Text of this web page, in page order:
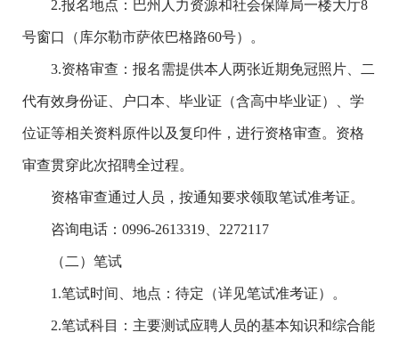
2.报名地点：巴州人力资源和社会保障局一楼大厅8
号窗口（库尔勒市萨依巴格路60号）。
3.资格审查：报名需提供本人两张近期免冠照片、二
代有效身份证、户口本、毕业证（含高中毕业证）、学
位证等相关资料原件以及复印件，进行资格审查。资格
审查贯穿此次招聘全过程。
资格审查通过人员，按通知要求领取笔试准考证。
咨询电话：0996-2613319、2272117
（二）笔试
1.笔试时间、地点：待定（详见笔试准考证）。
2.笔试科目：主要测试应聘人员的基本知识和综合能